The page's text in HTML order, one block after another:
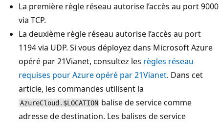
La première règle réseau autorise l’accès au port 9000
via TCP.
La deuxième règle réseau autorise l’accès au port
1194 via UDP. Si vous déployez dans Microsoft Azure
opéré par 21Vianet, consultez les règles réseau
requises pour Azure opéré par 21Vianet. Dans cet
article, les commandes utilisent la
AzureCloud.$LOCATION balise de service comme
adresse de destination. Les balises de service